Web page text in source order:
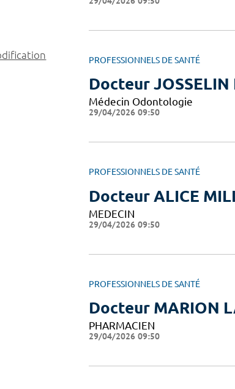
PROFESSIONNELS DE SANTÉ
Docteur JOSSELIN
Médecin Odontologie
29/04/2026 09:50
PROFESSIONNELS DE SANTÉ
Docteur ALICE
MEDECIN
29/04/2026 09:50
PROFESSIONNELS DE SANTÉ
Docteur MARION
PHARMACIEN
29/04/2026 09:50